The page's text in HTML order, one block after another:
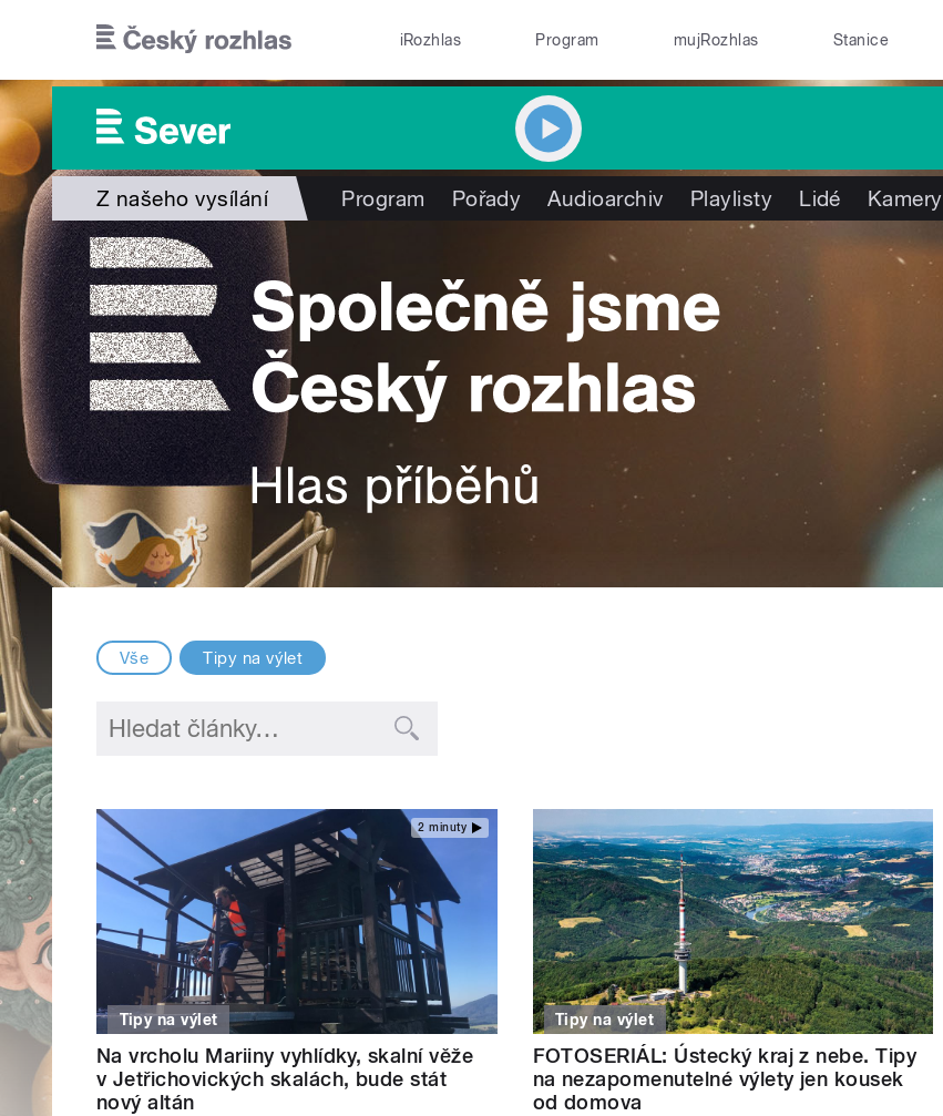
iRozhlas Program mujRozhlas Stanice
Z našeho vysílání Program Pořady Audioarchiv Playlisty Lidé Kamery
Vše Tipy na výlet
2 minuty
Tipy na výlet
Na vrcholu Mariiny vyhlídky, skalní věže
v Jetřichovických skalách, bude stát
nový altán
Tipy na výlet
FOTOSERIÁL: Ústecký kraj z nebe. Tipy
na nezapomenutelné výlety jen kousek
od domova